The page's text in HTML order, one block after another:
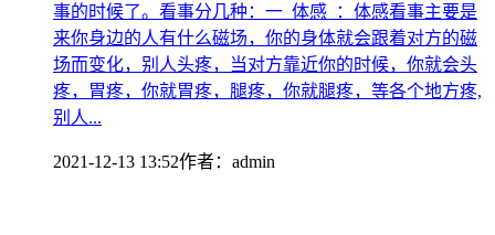
事的时候了。看事分几种：一 体感 ：体感看事主要是
来你身边的人有什么磁场，你的身体就会跟着对方的磁
场而变化，别人头疼，当对方靠近你的时候，你就会头
疼，胃疼，你就胃疼，腿疼，你就腿疼，等各个地方疼,
别人...
2021-12-13 13:52作者： admin